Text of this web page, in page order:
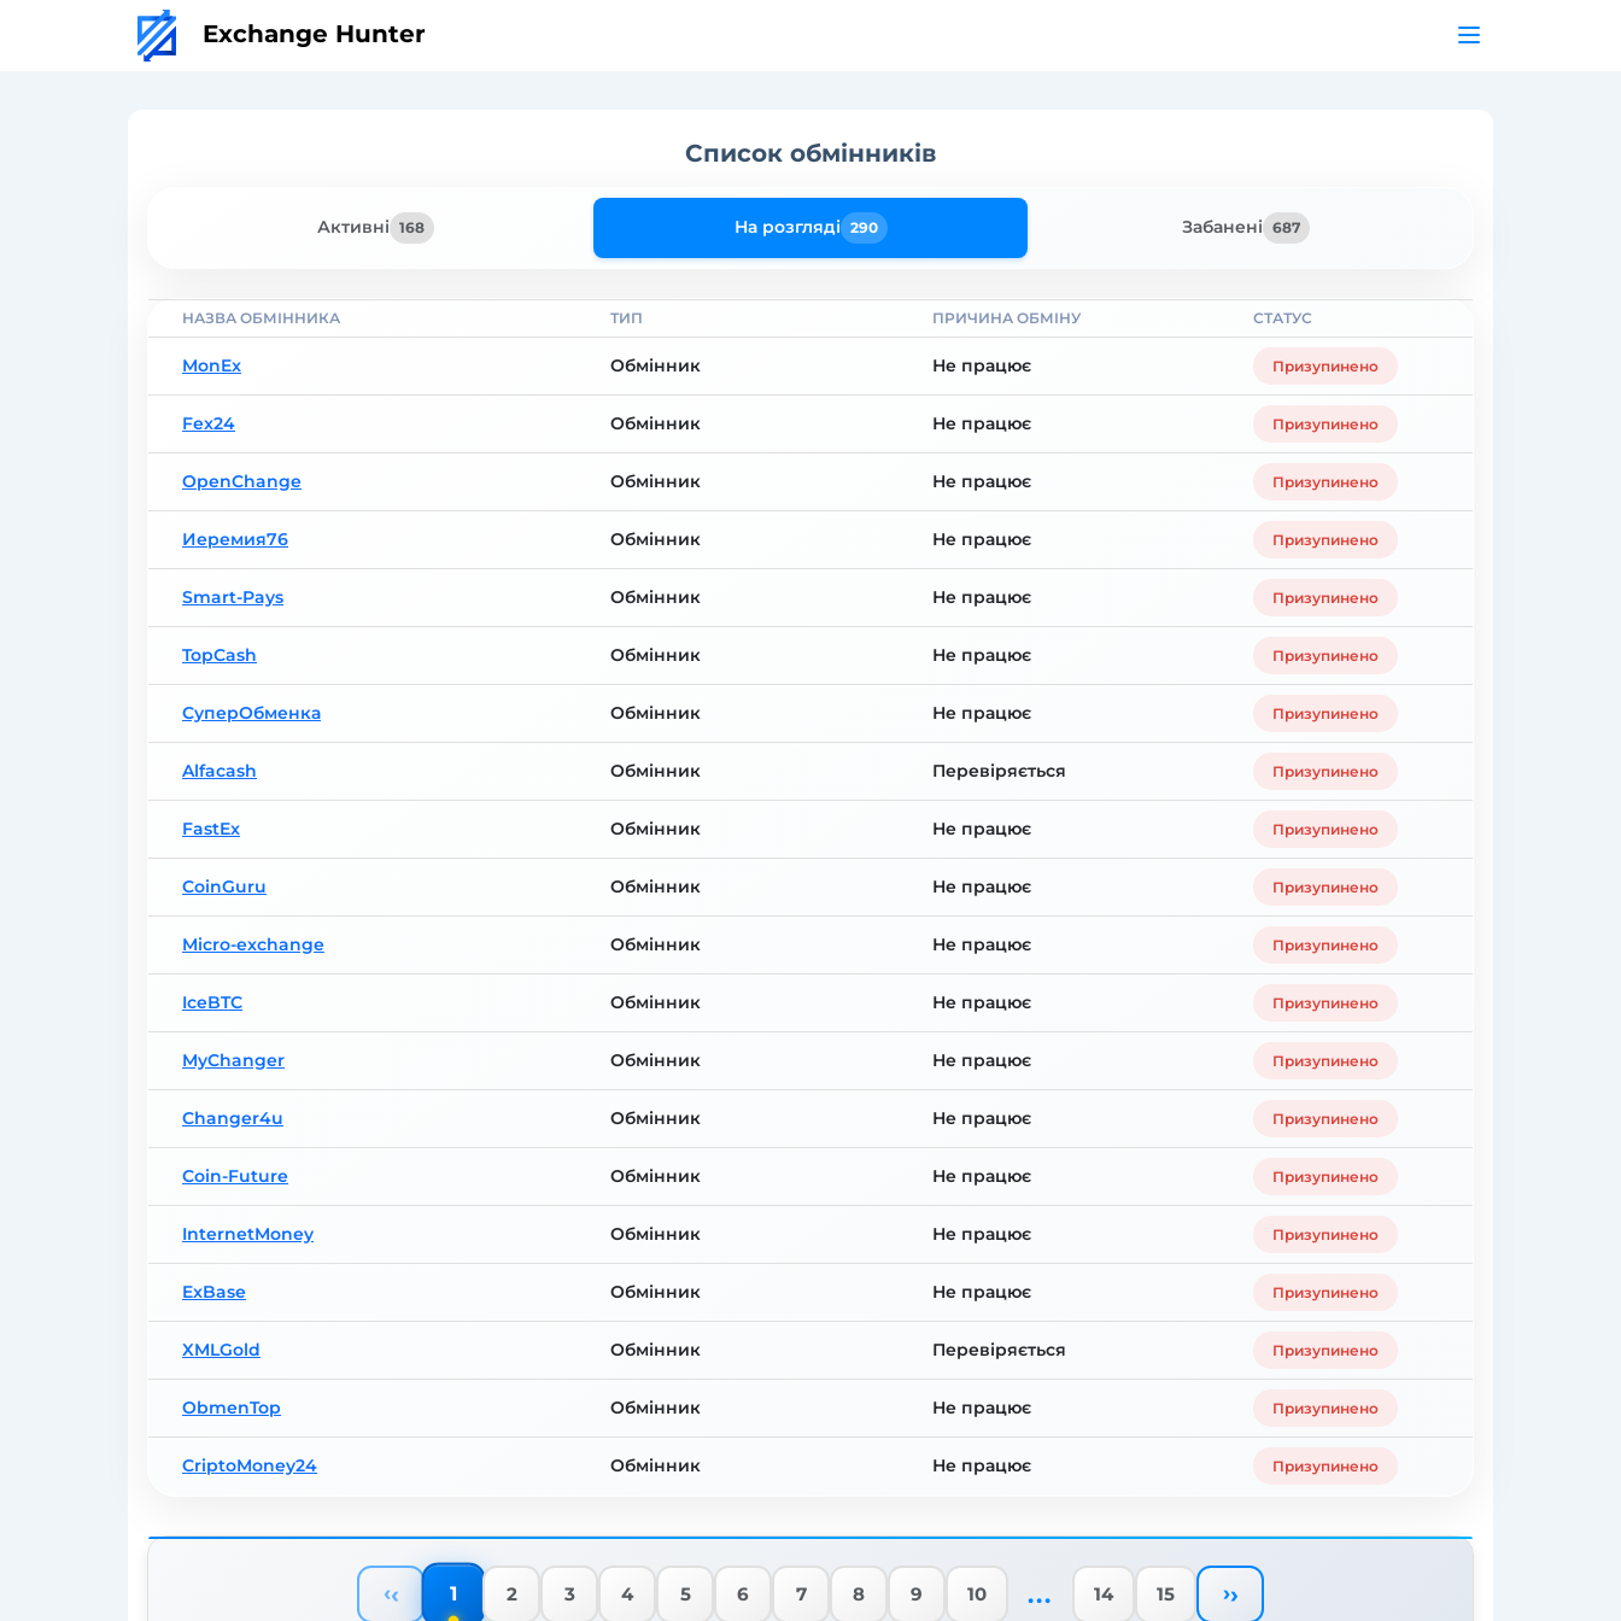
Exchange Hunter
Список обмінників
Активні 168 На розгляді 290 Забанені 687
НАЗВА ОБМІННИКА ТИП ПРИЧИНА ОБМІНУ СТАТУС
MonEx Обмінник Не працює Призупинено
Fex24 Обмінник Не працює Призупинено
OpenChange Обмінник Не працює Призупинено
Иеремия76 Обмінник Не працює Призупинено
Smart-Pays Обмінник Не працює Призупинено
TopCash Обмінник Не працює Призупинено
СуперОбменка Обмінник Не працює Призупинено
Alfacash Обмінник Перевіряється Призупинено
FastEx Обмінник Не працює Призупинено
CoinGuru Обмінник Не працює Призупинено
Micro-exchange Обмінник Не працює Призупинено
IceBTC Обмінник Не працює Призупинено
MyChanger Обмінник Не працює Призупинено
Changer4u Обмінник Не працює Призупинено
Coin-Future Обмінник Не працює Призупинено
InternetMoney Обмінник Не працює Призупинено
ExBase Обмінник Не працює Призупинено
XMLGold Обмінник Перевіряється Призупинено
ObmenTop Обмінник Не працює Призупинено
CriptoMoney24 Обмінник Не працює Призупинено
‹ 1 2 3 4 5 6 7 8 9 10 ... 14 15 ›